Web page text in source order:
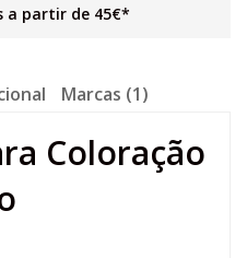
a partir de 45€*
Marcas (1)
Coloração